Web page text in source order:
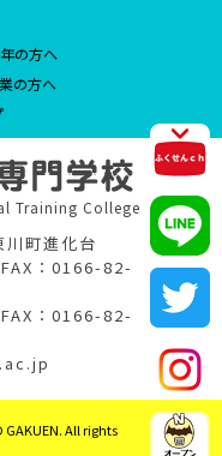
の方へ
の方へ
Training College
町進化台
FAX：0166-82-
FAX：0166-82-
All rights